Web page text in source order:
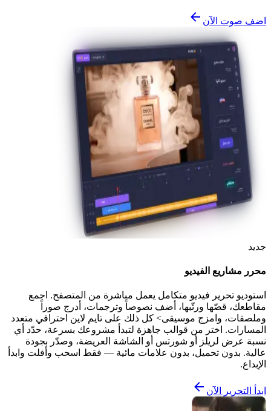
اضف صوت الآن
جديد
محرر مشاريع الفيديو
استوديو تحرير فيديو متكامل يعمل مباشرة من المتصفح. اجمع
مقاطعك، قصّها ورتّبها، أضف نصوصاً وترجمات، أدرج صوراً
وملصقات، وامزج موسيقى> كل ذلك على تايم لاين احترافي متعدد
المسارات. اختر من قوالب جاهزة لتبدأ مشروعك بسرعة، حدّد أي
نسبة عرض لريلز أو شورتس أو الشاشة العريضة، وصدّر بجودة
عالية. بدون تحميل، بدون علامات مائية — فقط اسحب وأفلت وابدأ
الإبداع.
ابدأ التحرير الآن